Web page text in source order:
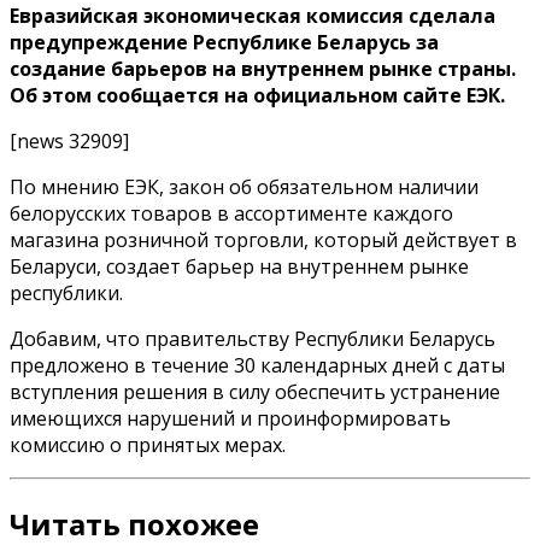
Евразийская экономическая комиссия сделала
предупреждение Республике Беларусь за
создание барьеров на внутреннем рынке страны.
Об этом сообщается на официальном сайте ЕЭК.
[news 32909]
По мнению ЕЭК, закон об обязательном наличии
белорусских товаров в ассортименте каждого
магазина розничной торговли, который действует в
Беларуси, создает барьер на внутреннем рынке
республики.
Добавим, что правительству Республики Беларусь
предложено в течение 30 календарных дней с даты
вступления решения в силу обеспечить устранение
имеющихся нарушений и проинформировать
комиссию о принятых мерах.
Читать похожее